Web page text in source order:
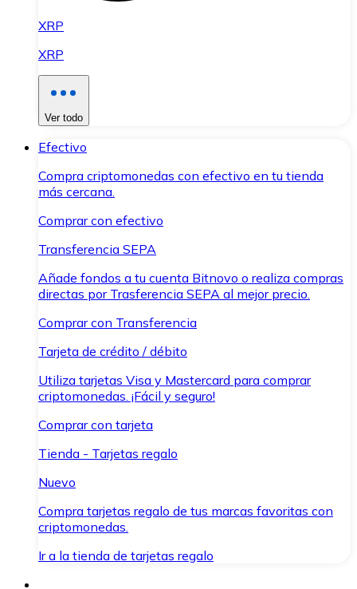
XRP
XRP
Ver todo
Efectivo
Compra criptomonedas con efectivo en tu tienda
más cercana.
Comprar con efectivo
Transferencia SEPA
Añade fondos a tu cuenta Bitnovo o realiza compras
directas por Trasferencia SEPA al mejor precio.
Comprar con Transferencia
Tarjeta de crédito / débito
Utiliza tarjetas Visa y Mastercard para comprar
criptomonedas. ¡Fácil y seguro!
Comprar con tarjeta
Tienda - Tarjetas regalo
Nuevo
Compra tarjetas regalo de tus marcas favoritas con
criptomonedas.
Ir a la tienda de tarjetas regalo